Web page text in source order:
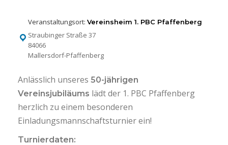
Veranstaltungsort: Vereinsheim 1. PBC Pfaffenberg
Straubinger Straße 37
84066
Mallersdorf-Pfaffenberg
Anlässlich unseres 50-jährigen
Vereinsjubiläums lädt der 1. PBC Pfaffenberg
herzlich zu einem besonderen
Einladungsmannschaftsturnier ein!
Turnierdaten: